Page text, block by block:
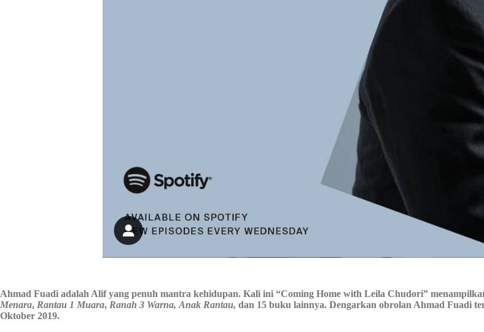
Ahmad Fuadi adalah Alif yang penuh mantra kehidupan. Kali ini “Coming Home with Leila Chudori”
Menara, Rantau 1 Muara, Ranah 3 Warna, Anak Rantau, dan 15 buku lainnya. Dengarkan obrolan Ahmad Fuadi
Oktober 2019.